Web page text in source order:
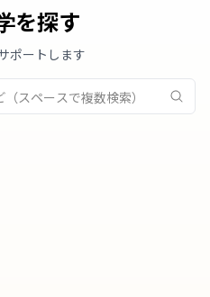
を探す
ポートします